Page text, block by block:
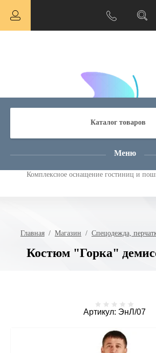
Атмосфера
Комплексное оснащение гостиниц и
Главная
  /
Магазин
  /
Спецодежда,
Костюм "Горка"
Каталог товаров
Меню
Артикул: ЭнЛ/07